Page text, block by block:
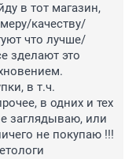
в тот магазин,
качеству/
что лучше/
зделают это
в т.ч.
в одних и тех
заглядываю, или
не покупаю !!!